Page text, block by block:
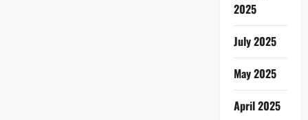
2025
July 2025
May 2025
April 2025